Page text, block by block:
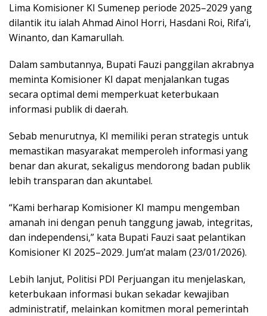
Lima Komisioner KI Sumenep periode 2025–2029 yang
dilantik itu ialah Ahmad Ainol Horri, Hasdani Roi, Rifa’i,
Winanto, dan Kamarullah.
Dalam sambutannya, Bupati Fauzi panggilan akrabnya
meminta Komisioner KI dapat menjalankan tugas
secara optimal demi memperkuat keterbukaan
informasi publik di daerah.
Sebab menurutnya, KI memiliki peran strategis untuk
memastikan masyarakat memperoleh informasi yang
benar dan akurat, sekaligus mendorong badan publik
lebih transparan dan akuntabel.
“Kami berharap Komisioner KI mampu mengemban
amanah ini dengan penuh tanggung jawab, integritas,
dan independensi,” kata Bupati Fauzi saat pelantikan
Komisioner KI 2025–2029. Jum’at malam (23/01/2026).
Lebih lanjut, Politisi PDI Perjuangan itu menjelaskan,
keterbukaan informasi bukan sekadar kewajiban
administratif, melainkan komitmen moral pemerintah